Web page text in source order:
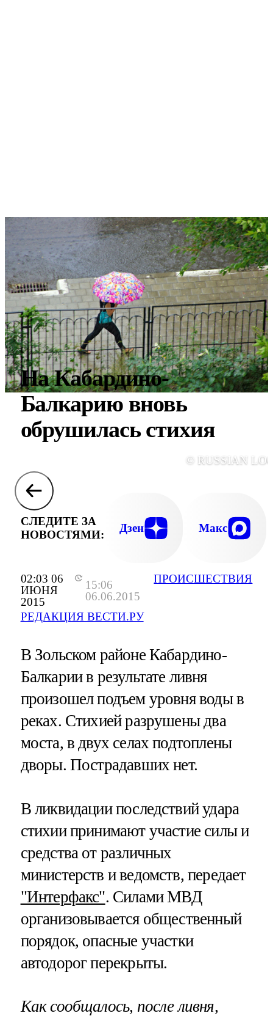
02:03 06
ИЮНЯ
2015
15:06
06.06.2015
РЕДАКЦИЯ ВЕСТИ.РУ
ПРОИСШЕСТВИЯ
На Кабардино-
Балкарию вновь
обрушилась стихия
© RUSSIAN
СЛЕДИТЕ ЗА
НОВОСТЯМИ:
Дзен Макс
В Зольском районе Кабардино-
Балкарии в результате ливня
произошел подъем уровня воды в
реках. Стихией разрушены два
моста, в двух селах подтоплены
дворы. Пострадавших нет.
В ликвидации последствий удара
стихии принимают участие силы и
средства от различных
министерств и ведомств, передает
"Интерфакс". Силами МВД
организовывается общественный
порядок, опасные участки
автодорог перекрыты.
Как сообщалось, послеливня,